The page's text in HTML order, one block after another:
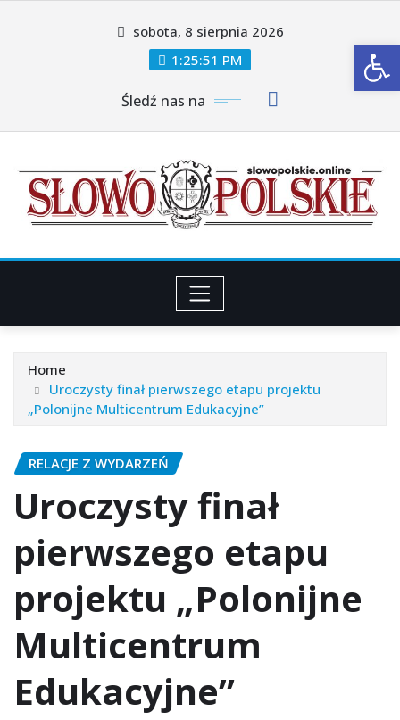
sobota, 8 sierpnia 2026
1:25:53 PM
Śledź nas na
Home
Uroczysty finał pierwszego etapu projektu
„Polonijne Multicentrum Edukacyjne”
RELACJE Z WYDARZEŃ
Uroczysty finał
pierwszego etapu
projektu „Polonijne
Multicentrum
Edukacyjne”